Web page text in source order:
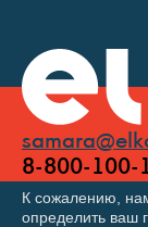
8-800-100-
К сожалению,
определить ваш